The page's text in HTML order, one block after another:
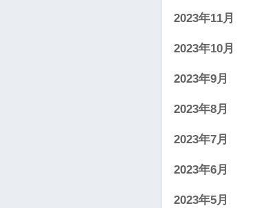
2023年11月
2023年10月
2023年9月
2023年8月
2023年7月
2023年6月
2023年5月